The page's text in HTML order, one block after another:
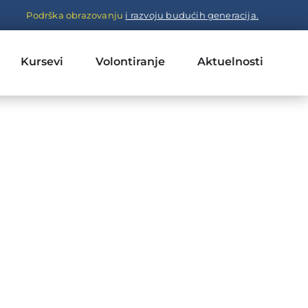
Podrška obrazovanju i razvoju budućih generacija.
Kursevi Volontiranje Aktuelnosti